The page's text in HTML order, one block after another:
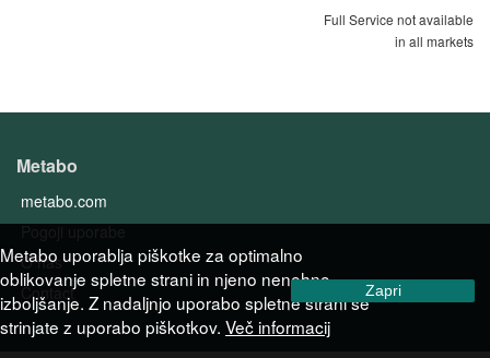
Full Service not available
in all markets
Metabo
metabo.com
Pogoji uporabe
O nas
Contact
Metabo uporablja piškotke za optimalno
oblikovanje spletne strani in njeno nenehno
izboljšanje. Z nadaljnjo uporabo spletne strani se
strinjate z uporabo piškotkov. Več informacij
Zapri